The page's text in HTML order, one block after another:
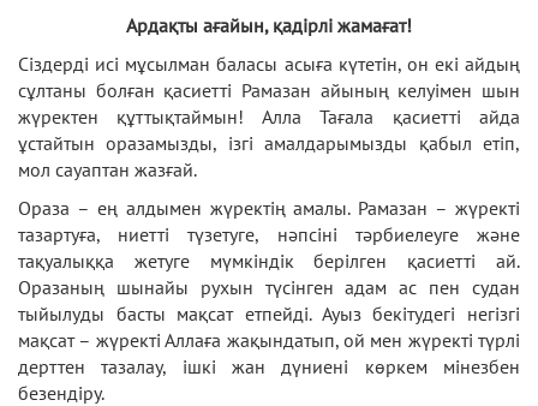
Ардақты ағайын, қадірлі жамағат!
Сіздерді исі мұсылман баласы асыға күтетін, он екі айдың
сұлтаны болған қасиетті Рамазан айының келуімен шын
жүректен құттықтаймын! Алла Тағала қасиетті айда
ұстайтын оразамызды, ізгі амалдарымызды қабыл етіп,
мол сауаптан жазғай.
Ораза – ең алдымен жүректің амалы. Рамазан – жүректі
тазартуға, ниетті түзетуге, нәпсіні тәрбиелеуге және
тақуалыққа жетуге мүмкіндік берілген қасиетті ай.
Оразаның шынайы рухын түсінген адам ас пен судан
тыйылуды басты мақсат етпейді. Ауыз бекітудегі негізгі
мақсат – жүректі Аллаға жақындатып, ой мен жүректі түрлі
дерттен тазалау, ішкі жан дүниені көркем мінезбен
безендіру.